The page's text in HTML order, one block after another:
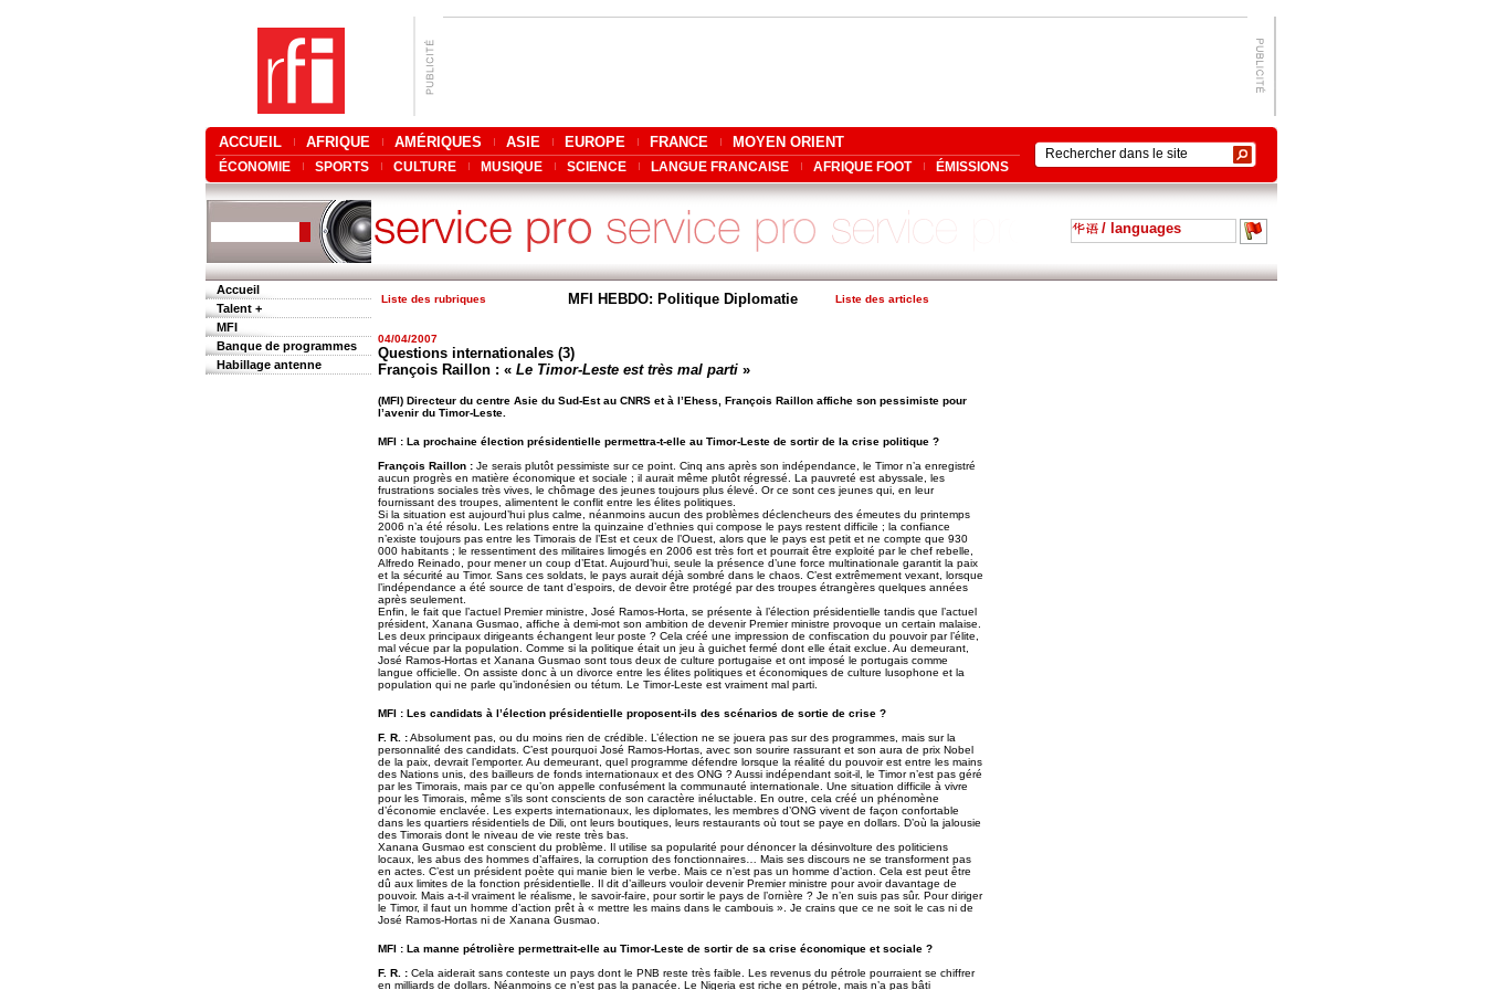
ACCUEIL AFRIQUE AMÉRIQUES ASIE EUROPE FRANCE MOYEN ORIENT
ÉCONOMIE SPORTS CULTURE MUSIQUE SCIENCE LANGUE FRANCAISE AFRIQUE FOOT ÉMISSIONS
/ languages
Accueil
Talent +
MFI
Banque de programmes
Habillage antenne
Liste des rubriques MFI HEBDO: Politique Diplomatie Liste des articles
04/04/2007
Questions internationales (3)
François Raillon : « Le Timor-Leste est très mal parti »
(MFI) Directeur du centre Asie du Sud-Est au CNRS et à l’Ehess, François Raillon affiche son pessimiste pour
l’avenir du Timor-Leste.
MFI : La prochaine élection présidentielle permettra-t-elle au Timor-Leste de sortir de la crise politique ?
François Raillon : Je serais plutôt pessimiste sur ce point. Cinq ans après son indépendance, le Timor n’a enregistré
aucun progrès en matière économique et sociale ; il aurait même plutôt régressé. La pauvreté est abyssale, les
frustrations sociales très vives, le chômage des jeunes toujours plus élevé. Or ce sont ces jeunes qui, en leur
fournissant des troupes, alimentent le conflit entre les élites politiques.
Si la situation est aujourd’hui plus calme, néanmoins aucun des problèmes déclencheurs des émeutes du printemps
2006 n’a été résolu. Les relations entre la quinzaine d’ethnies qui compose le pays restent difficile ; la confiance
n’existe toujours pas entre les Timorais de l’Est et ceux de l’Ouest, alors que le pays est petit et ne compte que 930
000 habitants ; le ressentiment des militaires limogés en 2006 est très fort et pourrait être exploité par le chef rebelle,
Alfredo Reinado, pour mener un coup d’Etat. Aujourd’hui, seule la présence d’une force multinationale garantit la paix
et la sécurité au Timor. Sans ces soldats, le pays aurait déjà sombré dans le chaos. C’est extrêmement vexant, lorsque
l’indépendance a été source de tant d’espoirs, de devoir être protégé par des troupes étrangères quelques années
après seulement.
Enfin, le fait que l’actuel Premier ministre, José Ramos-Horta, se présente à l’élection présidentielle tandis que l’actuel
président, Xanana Gusmao, affiche à demi-mot son ambition de devenir Premier ministre provoque un certain malaise.
Les deux principaux dirigeants échangent leur poste ? Cela créé une impression de confiscation du pouvoir par l’élite,
mal vécue par la population. Comme si la politique était un jeu à guichet fermé dont elle était exclue. Au demeurant,
José Ramos-Hortas et Xanana Gusmao sont tous deux de culture portugaise et ont imposé le portugais comme
langue officielle. On assiste donc à un divorce entre les élites politiques et économiques de culture lusophone et la
population qui ne parle qu’indonésien ou tétum. Le Timor-Leste est vraiment mal parti.
MFI : Les candidats à l’élection présidentielle proposent-ils des scénarios de sortie de crise ?
F. R. :Absolument pas, ou du moins rien de crédible. L’élection ne se jouera pas sur des programmes, mais sur la
personnalité des candidats. C’est pourquoi José Ramos-Hortas, avec son sourire rassurant et son aura de prix Nobel
de la paix, devrait l’emporter. Au demeurant, quel programme défendre lorsque la réalité du pouvoir est entre les mains
des Nations unis, des bailleurs de fonds internationaux et des ONG ? Aussi indépendant soit-il, le Timor n’est pas géré
par les Timorais, mais par ce qu’on appelle confusément la communauté internationale. Une situation difficile à vivre
pour les Timorais, même s’ils sont conscients de son caractère inéluctable. En outre, cela créé un phénomène
d’économie enclavée. Les experts internationaux, les diplomates, les membres d’ONG vivent de façon confortable
dans les quartiers résidentiels de Dili, ont leurs boutiques, leurs restaurants où tout se paye en dollars. D’où la jalousie
des Timorais dont le niveau de vie reste très bas.
Xanana Gusmao est conscient du problème. Il utilise sa popularité pour dénoncer la désinvolture des politiciens
locaux, les abus des hommes d’affaires, la corruption des fonctionnaires… Mais ses discours ne se transforment pas
en actes. C’est un président poète qui manie bien le verbe. Mais ce n’est pas un homme d’action. Cela est peut être
dû aux limites de la fonction présidentielle. Il dit d’ailleurs vouloir devenir Premier ministre pour avoir davantage de
pouvoir. Mais a-t-il vraiment le réalisme, le savoir-faire, pour sortir le pays de l’ornière ? Je n’en suis pas sûr. Pour diriger
le Timor, il faut un homme d’action prêt à « mettre les mains dans le cambouis ». Je crains que ce ne soit le cas ni de
José Ramos-Hortas ni de Xanana Gusmao.
MFI : La manne pétrolière permettrait-elle au Timor-Leste de sortir de sa crise économique et sociale ?
F. R. : Cela aiderait sans conteste un pays dont le PNB reste très faible. Les revenus du pétrole pourraient se chiffrer
en milliards de dollars. Néanmoins ce n’est pas la panacée. Le Nigeria est riche en pétrole, mais n’a pas bâti